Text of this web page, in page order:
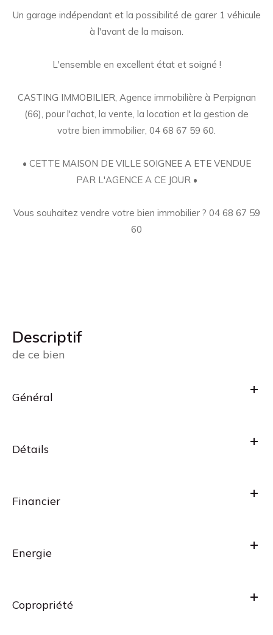
Un garage indépendant et la possibilité de garer 1 véhicule
à l'avant de la maison.
L'ensemble en excellent état et soigné !
CASTING IMMOBILIER, Agence immobilière à Perpignan
(66), pour l'achat, la vente, la location et la gestion de
votre bien immobilier, 04 68 67 59 60.
• CETTE MAISON DE VILLE SOIGNEE A ETE VENDUE
PAR L'AGENCE A CE JOUR •
Vous souhaitez vendre votre bien immobilier ? 04 68 67 59
60
descriptif
de ce bien
Général
Détails
Financier
Energie
Copropriété